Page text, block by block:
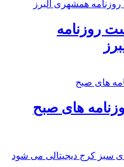
روزنامه‌
های صبح